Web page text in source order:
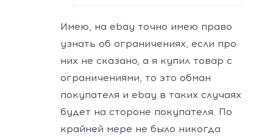
Имею, на ebay точно имею право
узнать об ограничениях, если про
них не сказано, а я купил товар с
ограничениями, то это обман
покупателя и ebay в таких случаях
будет на стороне покупателя. По
крайней мере не было никогда